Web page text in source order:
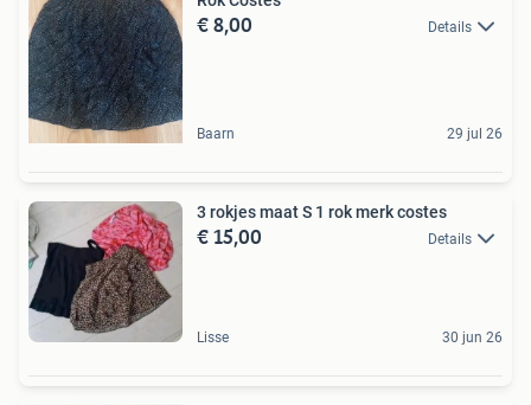
€ 8,00 Details
Baarn 29 jul 26
3 rokjes maat S 1 rok merk costes
€ 15,00 Details
Lisse 30 jun 26